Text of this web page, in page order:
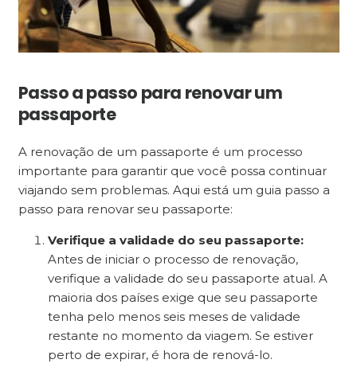
Passo a passo para renovar um
passaporte
A renovação de um passaporte é um processo
importante para garantir que você possa continuar
viajando sem problemas. Aqui está um guia passo a
passo para renovar seu passaporte:
Verifique a validade do seu passaporte:
Antes de iniciar o processo de renovação,
verifique a validade do seu passaporte atual. A
maioria dos países exige que seu passaporte
tenha pelo menos seis meses de validade
restante no momento da viagem. Se estiver
perto de expirar, é hora de renová-lo.